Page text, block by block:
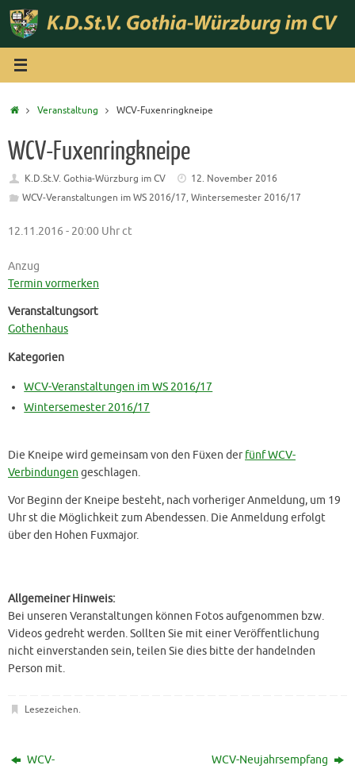
Zum
Inhalt
springen
StartVeranstaltung WCV-Fuxenringkneipe
WCV-Fuxenringkneipe
K.D.St.V. Gothia-Würzburg im CV
12. November 2016
WCV-Veranstaltungen im WS 2016/17, Wintersemester 2016/17
12.11.2016 - 20:00 Uhr ct
Anzug
Termin vormerken
Veranstaltungsort
Gothenhaus
Kategorien
WCV-Veranstaltungen im WS 2016/17
Wintersemester 2016/17
Die Kneipe wird gemeinsam von den Füxen derfünf WCV-
Verbindungen geschlagen.
Vor Beginn der Kneipe besteht, nach vorheriger Anmeldung, um 19
Uhr st die Möglichkeit zum Abendessen. Die Anmeldung erfolgt
über den Hohen Fuxmajor.
Allgemeiner Hinweis:
Bei unseren Veranstaltungen können Fotos aufgenommen bzw.
Videos gedreht werden. Sollten Sie mit einer Veröffentlichung
nicht einverstanden sein, teilen Sie dies bitte der handelnden
Person mit.
Lesezeichen.
WCV-
WCV-Neujahrsempfang